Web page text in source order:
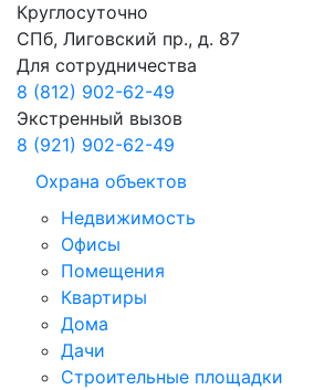
Круглосуточно
СПб, Лиговский пр., д. 87
Для сотрудничества
8 (812) 902-62-49
Экстренный вызов
8 (921) 902-62-49
Охрана объектов
Недвижимость
Офисы
Помещения
Квартиры
Дома
Дачи
Строительные площадки